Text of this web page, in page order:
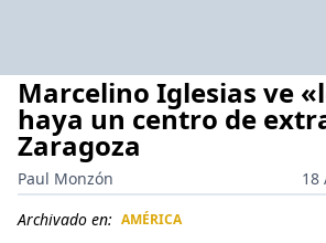
Marcelino Iglesias ve
haya un centro de
Zaragoza
Paul Monzón
18
Archivado en: AMÉRICA